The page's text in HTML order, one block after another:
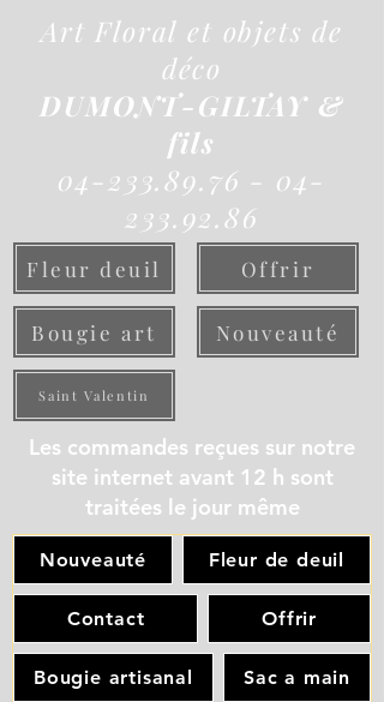
Art Floral et objets de
déco
DUMONT-GILTAY &
fils
04-233.89.76 - 04-
233.92.86
Fleur deuil Offrir
Bougie art Nouveauté
Saint Valentin
Les commandes reçues sur notre
site internet avant 12 h sont
traitées le jour même
Nouveauté Fleur de deuil
Contact Offrir
Bougie artisanal Sac a main